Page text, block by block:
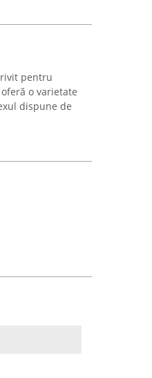
pentru
o varietate
dispune de